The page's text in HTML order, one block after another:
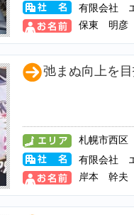
有限会社
保東 明彦
弛まぬ向上を目
札幌市西区
有限会社
岸本 幹夫